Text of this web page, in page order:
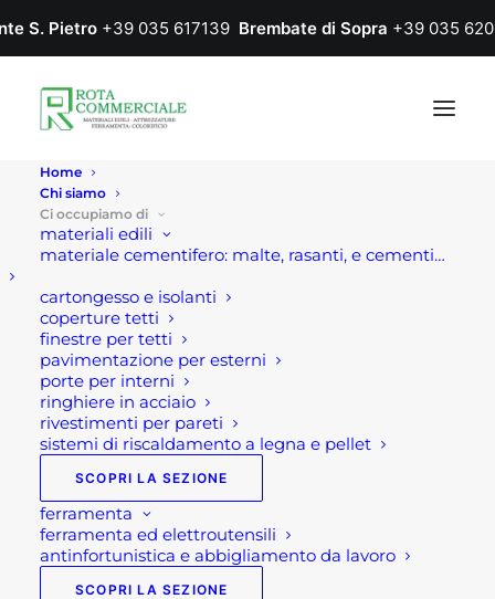
S. Pietro +39 035 617139 Brembate di Sopra +39 035
Home
Chi siamo
Ci occupiamo di
materiali edili
materiale cementifero: malte, rasanti, e cementi…
cartongesso e isolanti
coperture tetti
finestre per tetti
pavimentazione per esterni
porte per interni
ringhiere in acciaio
rivestimenti per pareti
sistemi di riscaldamento a legna e pellet
SCOPRI LA SEZIONE
ferramenta
ferramenta ed elettroutensili
antinfortunistica e abbigliamento da lavoro
SCOPRI LA SEZIONE
Pietre da giardino
Home Giardinaggio Pietre da giardino